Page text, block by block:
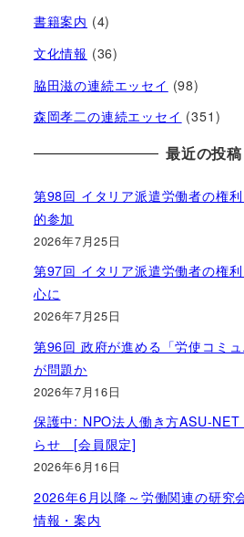
書籍案内 (4)
文化情報 (36)
脇田滋の連続エッセイ (98)
森岡孝二の連続エッセイ (351)
最近の投稿
第98回 イタリア派遣労働者の権
的参加
2026年7月25日
第97回 イタリア派遣労働者の権
心に
2026年7月25日
第96回 政府が進める「労使コミ
が問題か
2026年7月16日
保護中: NPO法人働き方ASU-
らせ [会員限定]
2026年6月16日
2026年6月以降～労働関連の研究
情報・案内